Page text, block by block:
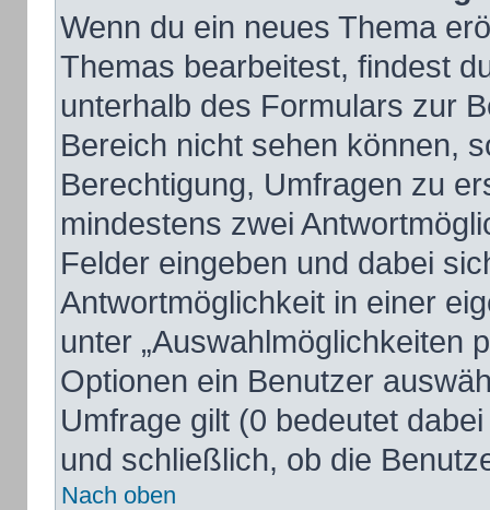
Wenn du ein neues Thema
Themas bearbeitest, findest
unterhalb des Formulars zur
Bereich nicht sehen können,
Berechtigung, Umfragen zu
mindestens zwei
Felder eingeben und dabei
Antwortmöglichkeit in einer
unter „Auswahlmöglichkeiten
Optionen ein Benutzer
Umfrage gilt (0 bedeutet
und schließlich, ob die
Nach oben